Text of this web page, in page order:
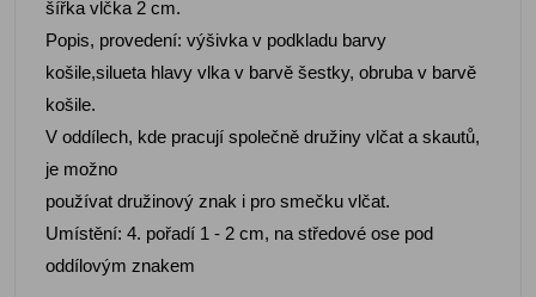
šířka vlčka 2 cm.
Popis, provedení: výšivka v podkladu barvy
košile,silueta hlavy vlka v barvě šestky, obruba v barvě
košile.
V oddílech, kde pracují společně družiny vlčat a skautů,
je možno
používat družinový znak i pro smečku vlčat.
Umístění: 4. pořadí 1 - 2 cm, na středové ose pod
oddílovým znakem